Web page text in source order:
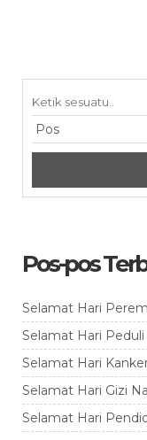
Pos-pos
Selamat Hari
Selamat Hari
Selamat Hari
Selamat Hari Gizi
Selamat Hari